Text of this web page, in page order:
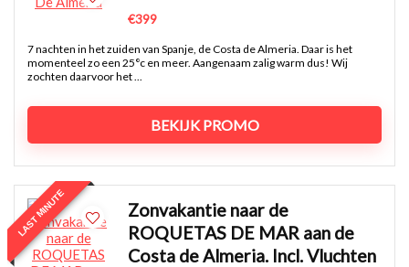
€399
7 nachten in het zuiden van Spanje, de Costa de Almeria. Daar is het
momenteel zo een 25°c en meer. Aangenaam zalig warm dus! Wij
zochten daarvoor het ...
BEKIJK PROMO
LAST MINUTE
Zonvakantie naar de
ROQUETAS DE MAR aan de
Costa de Almeria. Incl. Vluchten